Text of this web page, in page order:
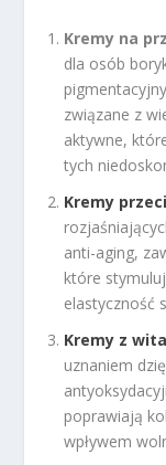
Kremy na
dla osób
związane z
aktywne,
tych
Kremy
anti-aging,
które
elastyczność
Kremy z
uznaniem
poprawiają
wpływem